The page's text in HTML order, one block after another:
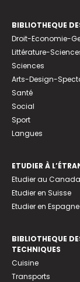
BIBLIOTHEQUE
Droit-Economie-
Littérature-
Sciences
Arts-Design-
Santé
Social
Sport
Langues
ETUDIER À
Etudier au Canada
Etudier en Suisse
Etudier en Espagne
BIBLIOTHEQUE
TECHNIQUES
Cuisine
Transports